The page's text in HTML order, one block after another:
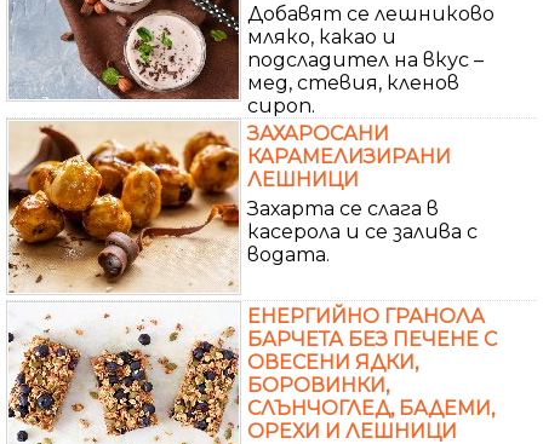
Добавят се лешниково
мляко, какао и
подсладител на вкус –
мед, стевия, кленов
сироп.
ЗАХАРОСАНИ
КАРАМЕЛИЗИРАНИ
ЛЕШНИЦИ
Захарта се слага в
касерола и се залива с
водата.
ЕНЕРГИЙНО ГРАНОЛА
БАРЧЕТА БЕЗ ПЕЧЕНЕ С
ОВЕСЕНИ ЯДКИ,
БОРОВИНКИ,
СЛЪНЧОГЛЕД, БАДЕМИ,
ОРЕХИ И ЛЕШНИЦИ